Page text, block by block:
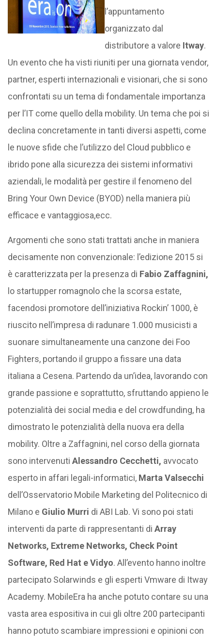
l’appuntamento
organizzato dal
distributore a valore Itway.
Un evento che ha visti riuniti per una giornata vendor,
partner, esperti internazionali e visionari, che si sono
confrontati su un tema di fondamentale importanza
per l’IT come quello della mobility. Un tema che poi si
declina concretamente in tanti diversi aspetti, come
le nuove sfide che l’utilizzo del Cloud pubblico e
ibrido pone alla sicurezza dei sistemi informativi
aziendali, le modalità per gestire il fenomeno del
Bring Your Own Device (BYOD) nella maniera più
efficace e vantaggiosa,ecc.
Argomenti che sono stati trattati anche in maniera
decisamente non convenzionale: l’edizione 2015 si
è caratterizzata per la presenza di Fabio Zaffagnini,
lo startupper romagnolo che la scorsa estate,
facendosi promotore dell’iniziativa Rockin’ 1000, è
riuscito nell’impresa di radunare 1.000 musicisti a
suonare simultaneamente una canzone dei Foo
Fighters, portando il gruppo a fissare una data
italiana a Cesena. Partendo da un’idea, lavorando con
grande passione e soprattutto, sfruttando appieno le
potenzialità dei social media e del crowdfunding, ha
dimostrato le potenzialità della nuova era della
mobility. Oltre a Zaffagnini, nel corso della giornata
sono intervenuti Alessandro Cecchetti, avvocato
esperto in affari legali-informatici, Marta Valsecchi
dell’Osservatorio Mobile Marketing del Politecnico di
Milano e Giulio Murri di ABI Lab. Vi sono poi stati
interventi da parte di rappresentanti di Array
Networks, Extreme Networks, Check Point
Software, Red Hat e Vidyo. All’evento hanno inoltre
partecipato Solarwinds e gli esperti Vmware di Itway
Academy. MobileEra ha anche potuto contare su una
vasta area espositiva in cui gli oltre 200 partecipanti
hanno potuto scambiare impressioni e opinioni con